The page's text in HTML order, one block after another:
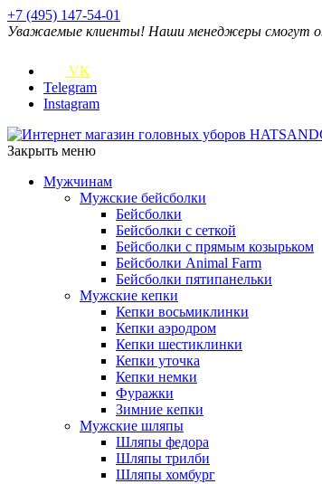
+7 (495) 147-54-01
Уважаемые клиенты! Наши менеджеры смогут
VK
Telegram
Instagram
Закрыть меню
Мужчинам
Мужские бейсболки
Бейсболки
Бейсболки с сеткой
Бейсболки с прямым козырьком
Бейсболки Animal Farm
Бейсболки пятипанельки
Мужские кепки
Кепки восьмиклинки
Кепки аэродром
Кепки шестиклинки
Кепки уточка
Кепки немки
Фуражки
Зимние кепки
Мужские шляпы
Шляпы федора
Шляпы трилби
Шляпы хомбург